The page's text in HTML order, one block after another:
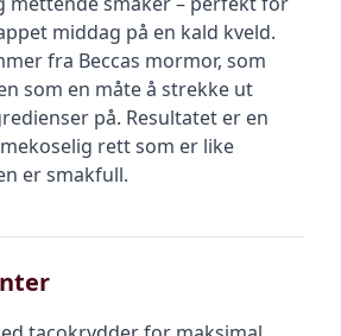
middag på en kald kveld.
fra Beccas mormor, som
som en måte å strekke ut
på. Resultatet er en
rett som er like
er smakfull.